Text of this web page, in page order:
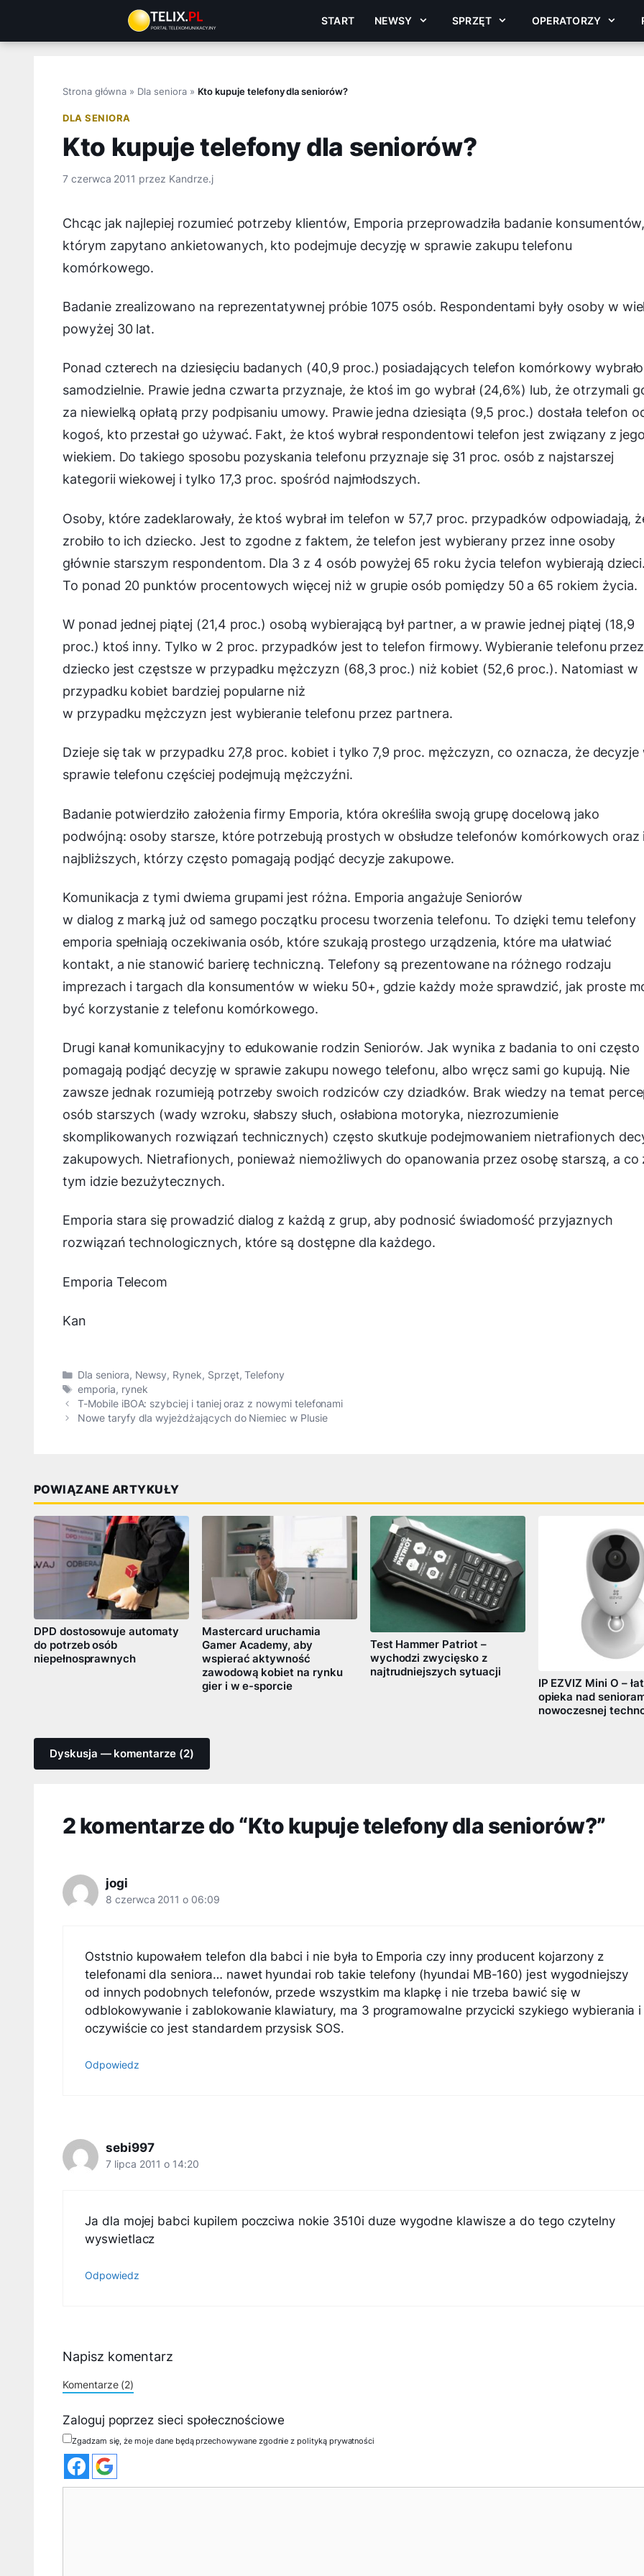
treści
START NEWSY SPRZĘT OPERATORZY
Strona główna » Dla seniora» Kto kupuje telefony dla seniorów?
DLA SENIORA
Kto kupuje telefony dla seniorów?
7 czerwca 2011 przez Kandrze.j
Chcąc jak najlepiej rozumieć potrzeby klientów, Emporia przeprowadziła badanie
którym zapytano ankietowanych, kto podejmuje decyzję w sprawie zakupu telefonu
komórkowego.
Badanie zrealizowano na reprezentatywnej próbie 1075 osób. Respondentami były osoby w
powyżej 30 lat.
Ponad czterech na dziesięciu badanych (40,9 proc.) posiadających telefon komórkowy
samodzielnie. Prawie jedna czwarta przyznaje, że ktoś im go wybrał (24,6%) lub, że otrzymali
za niewielką opłatą przy podpisaniu umowy. Prawie jedna dziesiąta (9,5 proc.) dostała telefon
kogoś, kto przestał go używać. Fakt, że ktoś wybrał respondentowi telefon jest związany z jego
wiekiem. Do takiego sposobu pozyskania telefonu przyznaje się 31 proc. osób z najstarszej
kategorii wiekowej i tylko 17,3 proc. spośród najmłodszych.
Osoby, które zadeklarowały, że ktoś wybrał im telefon w 57,7 proc. przypadków odpowiadają,
zrobiło to ich dziecko. Jest to zgodne z faktem, że telefon jest wybierany przez inne osoby
głównie starszym respondentom. Dla 3 z 4 osób powyżej 65 roku życia telefon wybierają dzieci.
To ponad 20 punktów procentowych więcej niż w grupie osób pomiędzy 50 a 65 rokiem życia.
W ponad jednej piątej (21,4 proc.) osobą wybierającą był partner, a w prawie jednej piątej (18,9
proc.) ktoś inny. Tylko w 2 proc. przypadków jest to telefon firmowy. Wybieranie telefonu przez
dziecko jest częstsze w przypadku mężczyzn (68,3 proc.) niż kobiet (52,6 proc.). Natomiast w
przypadku kobiet bardziej popularne niż
w przypadku mężczyzn jest wybieranie telefonu przez partnera.
Dzieje się tak w przypadku 27,8 proc. kobiet i tylko 7,9 proc. mężczyzn, co oznacza, że decyzje
sprawie telefonu częściej podejmują mężczyźni.
Badanie potwierdziło założenia firmy Emporia, która określiła swoją grupę docelową jako
podwójną: osoby starsze, które potrzebują prostych w obsłudze telefonów komórkowych oraz
najbliższych, którzy często pomagają podjąć decyzje zakupowe.
Komunikacja z tymi dwiema grupami jest różna. Emporia angażuje Seniorów
w dialog z marką już od samego początku procesu tworzenia telefonu. To dzięki temu telefony
emporia spełniają oczekiwania osób, które szukają prostego urządzenia, które ma ułatwiać
kontakt, a nie stanowić barierę techniczną. Telefony są prezentowane na różnego rodzaju
imprezach i targach dla konsumentów w wieku 50+, gdzie każdy może sprawdzić, jak proste
być korzystanie z telefonu komórkowego.
Drugi kanał komunikacyjny to edukowanie rodzin Seniorów. Jak wynika z badania to oni często
pomagają podjąć decyzję w sprawie zakupu nowego telefonu, albo wręcz sami go kupują. Nie
zawsze jednak rozumieją potrzeby swoich rodziców czy dziadków. Brak wiedzy na temat
osób starszych (wady wzroku, słabszy słuch, osłabiona motoryka, niezrozumienie
skomplikowanych rozwiązań technicznych) często skutkuje podejmowaniem nietrafionych
zakupowych. Nietrafionych, ponieważ niemożliwych do opanowania przez osobę starszą, a co
tym idzie bezużytecznych.
Emporia stara się prowadzić dialog z każdą z grup, aby podnosić świadomość przyjaznych
rozwiązań technologicznych, które są dostępne dla każdego.
Emporia Telecom
Kan
Kategorie
Dla seniora, Newsy, Rynek, Sprzęt,Telefony
Tagi
emporia, rynek
T-Mobile iBOA: szybciej i taniej oraz z nowymi telefonami
Nowe taryfy dla wyjeżdżających do Niemiec w Plusie
POWIĄZANE ARTYKUŁY
DPD dostosowuje automaty
do potrzeb osób
niepełnosprawnych
Mastercard uruchamia
Gamer Academy, aby
wspierać aktywność
zawodową kobiet na rynku
gier i w e-sporcie
Test Hammer Patriot –
wychodzi zwycięsko z
najtrudniejszych sytuacji
IP EZVIZ Mini O –
opieka nad
nowoczesnej
Dyskusja — komentarze (2)
2 komentarze do “Kto kupuje telefony dla seniorów?”
jogi
8 czerwca 2011 o 06:09
Oststnio kupowałem telefon dla babci i nie była to Emporia czy inny producent kojarzony z
telefonami dla seniora… nawet hyundai rob takie telefony (hyundai MB-160) jest wygodniejszy
od innych podobnych telefonów, przede wszystkim ma klapkę i nie trzeba bawić się w
odblokowywanie i zablokowanie klawiatury, ma 3 programowalne przycicki szykiego wybierania i
oczywiście co jest standardem przysisk SOS.
Odpowiedz
sebi997
7 lipca 2011 o 14:20
Ja dla mojej babci kupilem poczciwa nokie 3510i duze wygodne klawisze a do tego czytelny
wyswietlacz
Odpowiedz
Napisz komentarz
Komentarze (2)
Zaloguj poprzez sieci społecznościowe
Zgadzam się, że moje dane będą przechowywane zgodnie z polityką prywatności